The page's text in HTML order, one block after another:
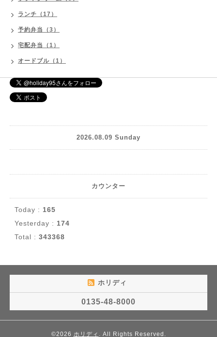
ランチ（17）
予約弁当（3）
宅配弁当（1）
オードブル（1）
2026.08.09 Sunday
カウンター
Today : 165
Yesterday : 174
Total : 343368
ホリディ
0135-48-8000
©2026 ホリディ . All Rights Reserved.